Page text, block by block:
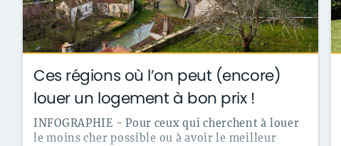
Ces régions où l’on peut (encore)
louer un logement à bon prix !
INFOGRAPHIE - Pour ceux qui cherchent à louer
le moins cher possible ou à avoir le meilleur